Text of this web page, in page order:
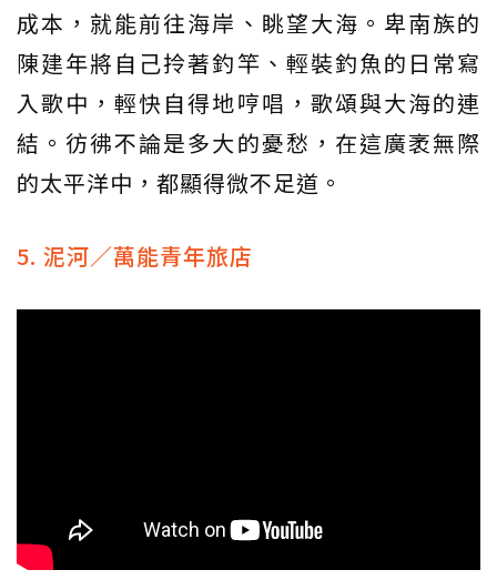
成本，就能前往海岸、眺望大海。卑南族的
陳建年將自己拎著釣竿、輕裝釣魚的日常寫
入歌中，輕快自得地哼唱，歌頌與大海的連
結。彷彿不論是多大的憂愁，在這廣袤無際
的太平洋中，都顯得微不足道。
5. 泥河／萬能青年旅店